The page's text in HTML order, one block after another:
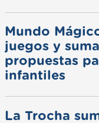
Mundo
juegos y
propuestas
infantiles
La Trocha